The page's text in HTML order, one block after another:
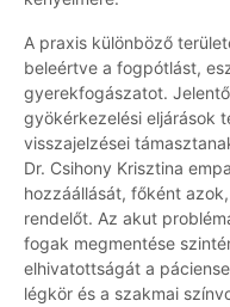
A praxis különböző
beleértve a fogpótlást,
gyerekfogászatot.
gyökérkezelési eljárások
visszajelzései
Dr. Csihony Krisztina
hozzáállását, főként
rendelőt. Az akut
fogak megmentése
elhivatottságát a
légkör és a szakmai